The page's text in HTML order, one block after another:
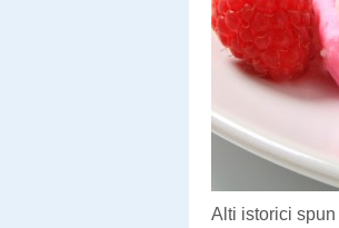
Alti istorici